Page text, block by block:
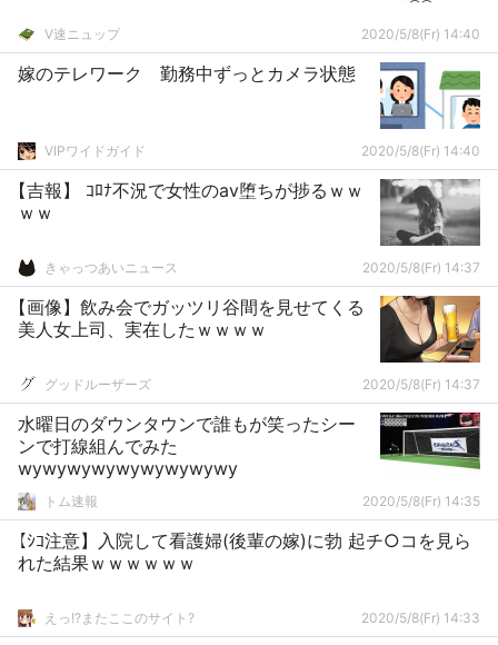
V速ニュップ 2020/5/8(Fr) 14:40
嫁のテレワーク 勤務中ずっとカメラ状態
VIPワイドガイド 2020/5/8(Fr) 14:40
【吉報】 ｺﾛﾅ不況で女性のav堕ちが捗るｗｗ
ｗｗ
きゃっつあいニュース 2020/5/8(Fr) 14:37
【画像】飲み会でガッツリ谷間を見せてくる
美人女上司、実在したｗｗｗｗ
グッドルーザーズ 2020/5/8(Fr) 14:37
水曜日のダウンタウンで誰もが笑ったシー
ンで打線組んでみた
wywywywywywywywywy
トム速報 2020/5/8(Fr) 14:35
【ｼｺ注意】入院して看護婦(後輩の嫁)に勃 起チ○コを見ら
れた結果ｗｗｗｗｗｗ
えっ!?またここのサイト? 2020/5/8(Fr) 14:33